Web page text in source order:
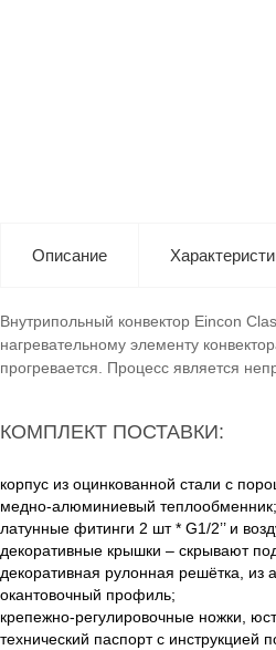
Описание
Внутрипольный конвектор Eincon
нагревательному элементу
прогревается. Процесс является
КОМПЛЕКТ ПОСТАВКИ:
корпус из оцинкованной стали с
медно-алюминиевый теплообменник;
латунные фитинги 2 шт * G1/2’’ и
декоративные крышки – скрывают
декоративная рулонная решётка, из
окантовочный профиль;
крепежно-регулировочные ножки,
технический паспорт с инструкцией